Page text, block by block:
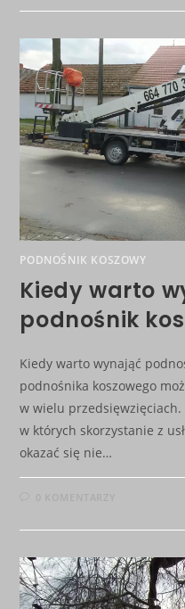
PODNOŚNIK KOSZOWY
Kiedy warto
podnośnik
Kiedy warto wynająć
podnośnika koszowego
w wielu
w których skorzystanie z
okazać się nie…